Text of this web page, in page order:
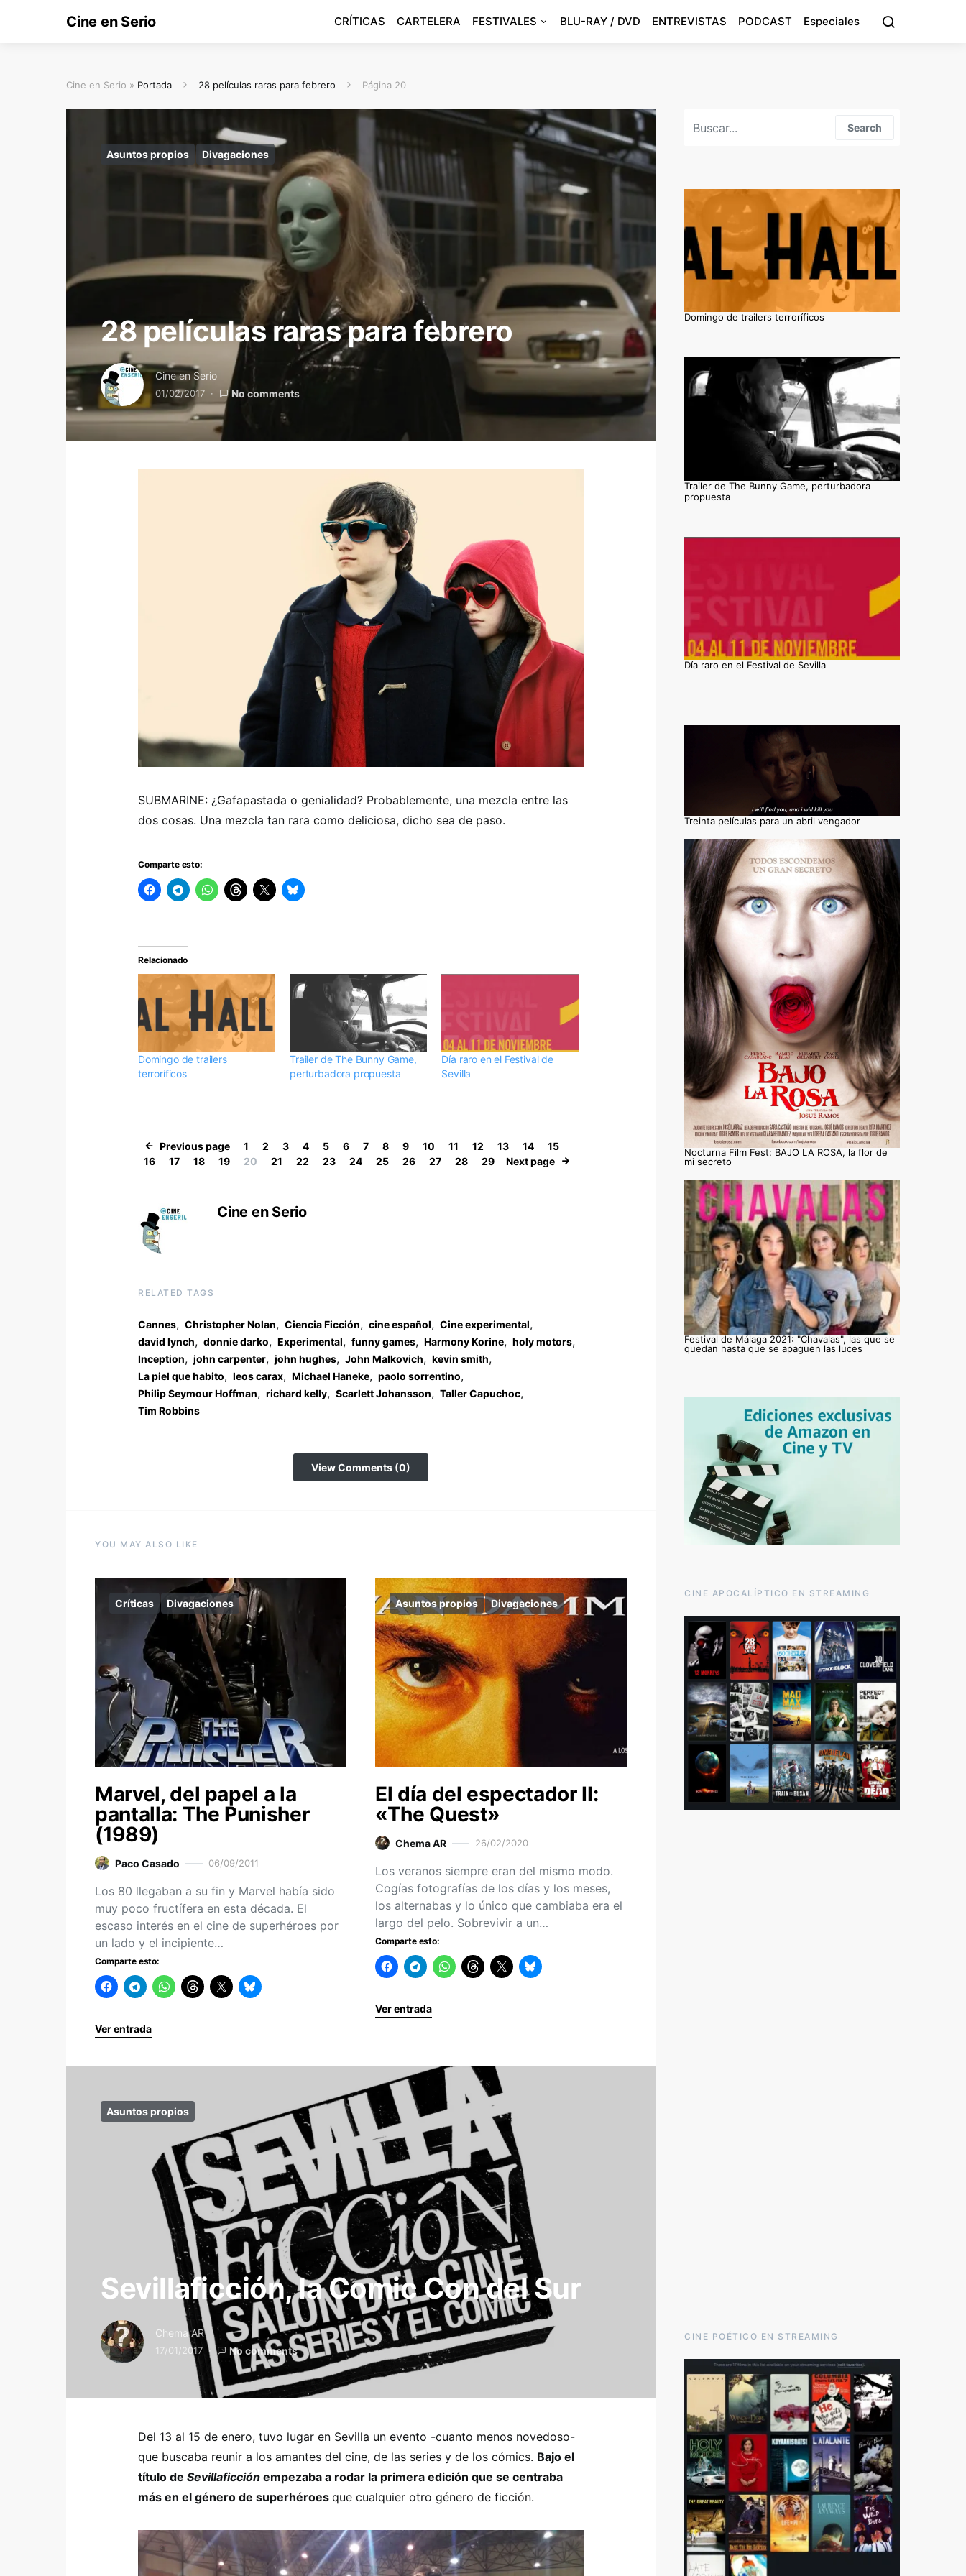
Cine en Serio CRÍTICAS CARTELERA FESTIVALES BLU-RAY / DVD ENTREVISTAS PODCAST Especiales
Cine en Serio » Portada 28 películas raras para febrero Página 20
Asuntos propios Divagaciones
28 películas raras para febrero
Cine en Serio
01/02/2017 No comments
SUBMARINE: ¿Gafapastada o genialidad? Probablemente, una mezcla entre las
dos cosas. Una mezcla tan rara como deliciosa, dicho sea de paso.
Comparte esto:
Relacionado
Domingo de trailers
terroríficos
Trailer de The Bunny Game,
perturbadora propuesta
Día raro en el Festival de
Sevilla
Previous page 1 2 3 4 5 6 7 8 9 10 11 12 13 14
15
16
17 18 19 20 21 22 23 24 25 26 27 28 29 Next page
Cine en Serio
RELATED TAGS
Cannes, Christopher Nolan, Ciencia Ficción, cine español, Cine experimental,
david lynch, donnie darko, Experimental, funny games, Harmony Korine, holy motors,
Inception, john carpenter, john hughes, John Malkovich, kevin smith,
La piel que habito, leos carax, Michael Haneke, paolo sorrentino,
Philip Seymour Hoffman, richard kelly, Scarlett Johansson, Taller Capuchoc,
Tim Robbins
View Comments (0)
YOU MAY ALSO LIKE
Críticas Divagaciones
Marvel, del papel a la
pantalla: The Punisher
(1989)
Paco Casado 06/09/2011
Los 80 llegaban a su fin y Marvel había sido
muy poco fructífera en esta década. El
escaso interés en el cine de superhéroes por
un lado y el incipiente…
Comparte esto:
Ver entrada
Asuntos propios Divagaciones
El día del espectador II:
«The Quest»
Chema AR 26/02/2020
Los veranos siempre eran del mismo modo.
Cogías fotografías de los días y los meses,
los alternabas y lo único que cambiaba era el
largo del pelo. Sobrevivir a un…
Comparte esto:
Ver entrada
Asuntos propios
Sevillaficción, la Comic Con del Sur
Chema AR
17/01/2017 No comments
Del 13 al 15 de enero, tuvo lugar en Sevilla un evento -cuanto menos novedoso-
que buscaba reunir a los amantes del cine, de las series y de los cómics. Bajo el
título de Sevillaficción empezaba a rodar la primera edición que se centraba
más en el género de superhéroes que cualquier otro género de ficción.
Search
Domingo de trailers terroríficos
Trailer de The Bunny Game, perturbadora
propuesta
Día raro en el Festival de Sevilla
Treinta películas para un abril vengador
Nocturna Film Fest: BAJO LA ROSA, la flor de
mi secreto
Festival de Málaga 2021: "Chavalas", las que se
quedan hasta que se apaguen las luces
CINE APOCALÍPTICO EN STREAMING
CINE POÉTICO EN STREAMING